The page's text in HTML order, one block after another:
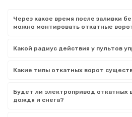
Через какое время после заливки
можно монтировать откатные
Какой радиус действия у пультов
Какие типы откатных ворот
Будет ли электропривод откатных
дождя и снега?